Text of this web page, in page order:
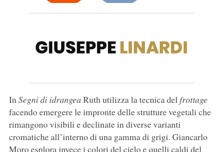
InSegni di idrangea Ruth utilizza la tecnica delfrottage
facendo emergere le impronte delle strutture vegetali che
rimangono visibili e declinate in diverse varianti
cromatiche all’interno di una gamma di grigi. Giancarlo
Moro esplora invece i colori del cielo e quelli caldi del